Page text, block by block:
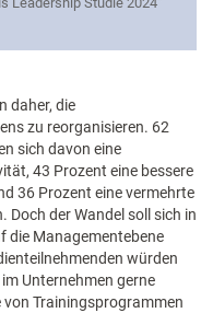
daher, die
zu reorganisieren. 62
sich davon eine
43 Prozent eine bessere
36 Prozent eine vermehrte
der Wandel soll sich in
die Managementebene
würden
Unternehmen gerne
Trainingsprogrammen